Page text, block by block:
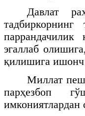
Давлат
паррандачилик
эгаллаб
қилишига ишонч
Миллат
парҳезбоп
имкониятлардан